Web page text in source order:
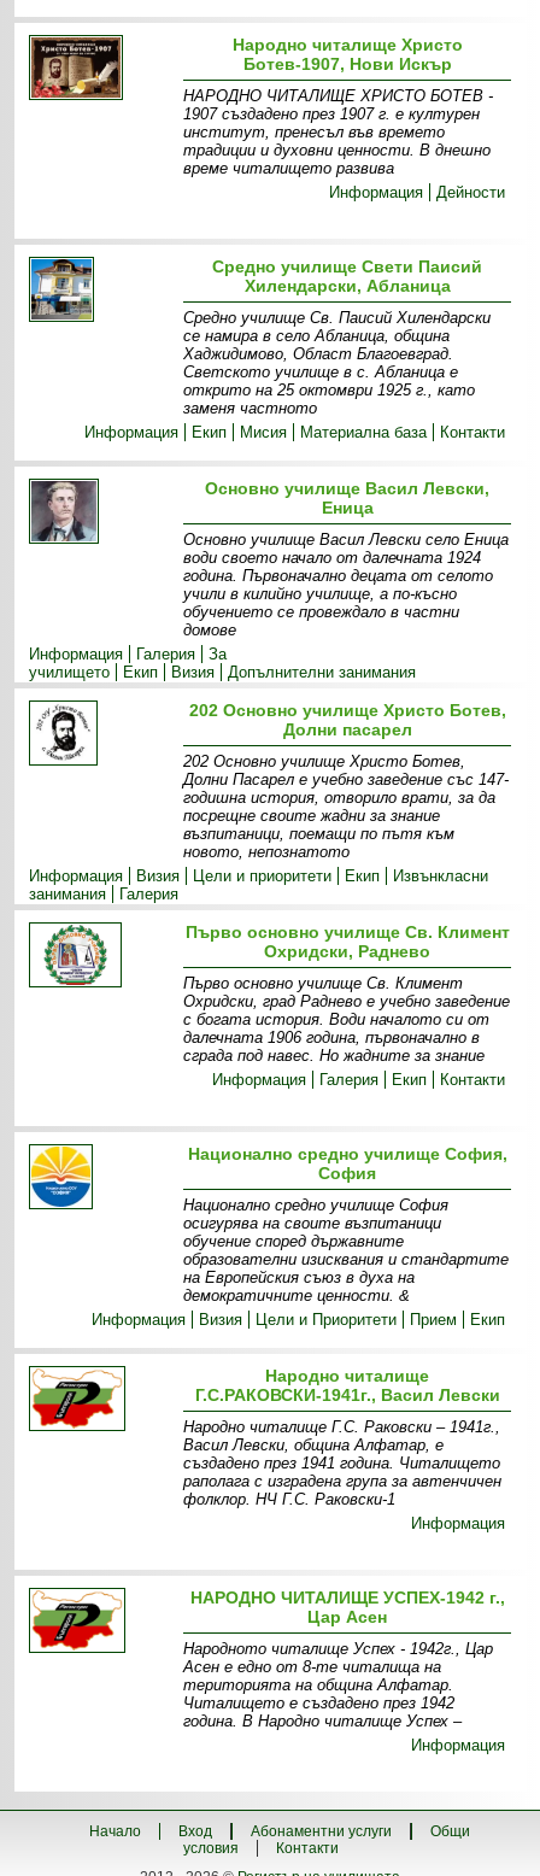
Народно читалище Христо
Ботев-1907, Нови Искър
НАРОДНО ЧИТАЛИЩЕ ХРИСТО БОТЕВ -
1907 създадено през 1907 г. е културен
институт, пренесъл във времето
традиции и духовни ценности. В днешно
време читалището развива
Информация
Дейности
Средно училище Свети Паисий
Хилендарски, Абланица
Средно училище Св. Паисий Хилендарски
се намира в село Абланица, община
Хаджидимово, Област Благоевград.
Светското училище в с. Абланица е
открито на 25 октомври 1925 г., като
заменя частното
Информация
Екип Мисия Материална база Контакти
Основно училище Васил Левски,
Еница
Основно училище Васил Левски село Еница
води своето начало от далечната 1924
година. Първоначално децата от селото
учили в килийно училище, а по-късно
обучението се провеждало в частни
домове
Информация
Галерия
За
училището
Екип Визия Допълнителни занимания
202 Основно училище Христо Ботев,
Долни пасарел
202 Основно училище Христо Ботев,
Долни Пасарел е учебно заведение със 147-
годишна история, отворило врати, за да
посрещне своите жадни за знание
възпитаници, поемащи по пътя към
новото, непознатото
Информация
Визия Цели и приоритети Екип
Извънкласни
занимания
Галерия
Първо основно училище Св. Климент
Охридски, Раднево
Първо основно училище Св. Климент
Охридски, град Раднево е учебно заведение
с богата история. Води началото си от
далечната 1906 година, първоначално в
сграда под навес. Но жадните за знание
Информация
Галерия Екип Контакти
Национално средно училище София,
София
Национално средно училище София
осигурява на своите възпитаници
обучение според държавните
образователни изисквания и стандартите
на Европейския съюз в духа на
демократичните ценности. &
Информация
Визия Цели и Приоритети Прием Екип
Народно читалище
Г.С.РАКОВСКИ-1941г., Васил Левски
Народно читалище Г.С. Раковски – 1941г.,
Васил Левски, община Алфатар, е
създадено през 1941 година. Читалището
раполага с изградена група за автенчичен
фолклор. НЧ Г.С. Раковски-1
Информация
НАРОДНО ЧИТАЛИЩЕ УСПЕХ-1942 г.,
Цар Асен
Народното читалище Успех - 1942г., Цар
Асен е едно от 8-те читалища на
територията на община Алфатар.
Читалището е създадено през 1942
година. В Народно читалище Успех –
Информация
Начало Вход Абонаментни услуги
Общи
условия
Контакти